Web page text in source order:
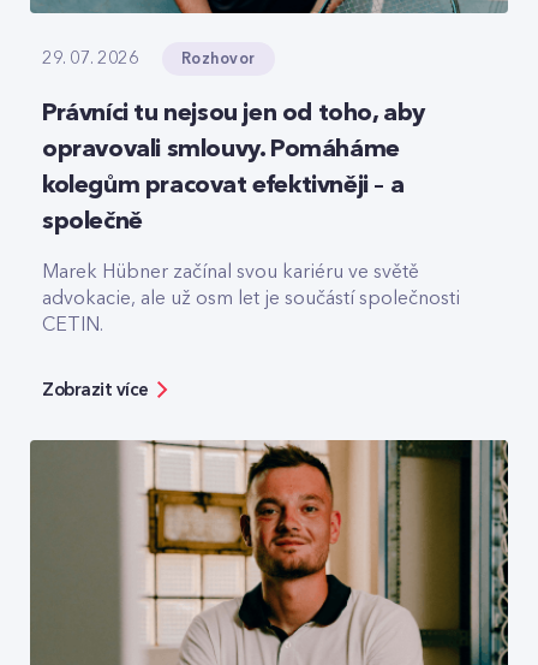
29. 07. 2026 Rozhovor
Právníci tu nejsou jen od toho, aby
opravovali smlouvy. Pomáháme
kolegům pracovat efektivněji – a
společně
Marek Hübner začínal svou kariéru ve světě
advokacie, ale už osm let je součástí společnosti
CETIN.
Zobrazit více